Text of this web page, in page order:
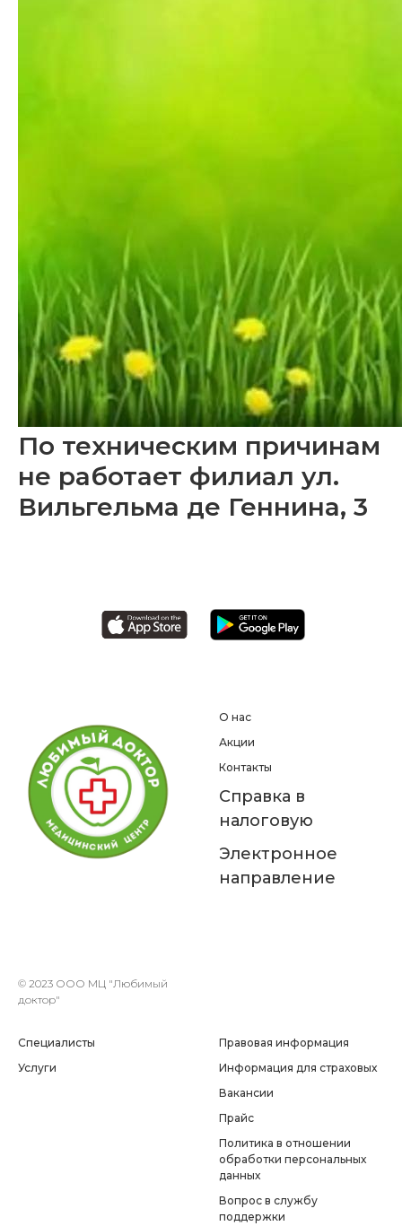
По техническим причинам
не работает филиал ул.
Вильгельма де Геннина, 3
© 2023 ООО МЦ "Любимый
доктор"
О нас
Акции
Контакты
Справка в
налоговую
Электронное
направление
Специалисты
Услуги
Правовая информация
Информация для страховых
Вакансии
Прайс
Политика в отношении
обработки персональных
данных
Вопрос в службу
поддержки